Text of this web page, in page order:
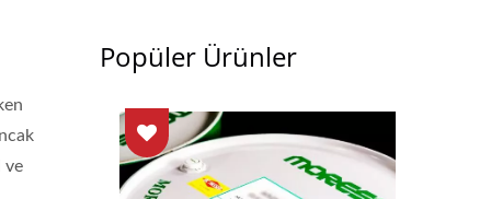
ve
Popüler Ürünler